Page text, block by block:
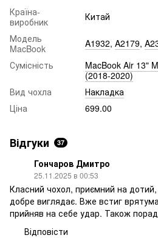
Країна-
виробник
Китай
Модель
MacBook
A1932, A2179,
Сумісність
MacBook Air 13"
(2018-2020)
Вид чохла
Накладка
Ціна
699.00
Відгуки 37
Гончаров Дмитро
25.11.2025 в 00:53
Класний чохол, приємний на дотий,
добре виглядає. Вже встиг
прийняв на себе удар. Також
Відповісти